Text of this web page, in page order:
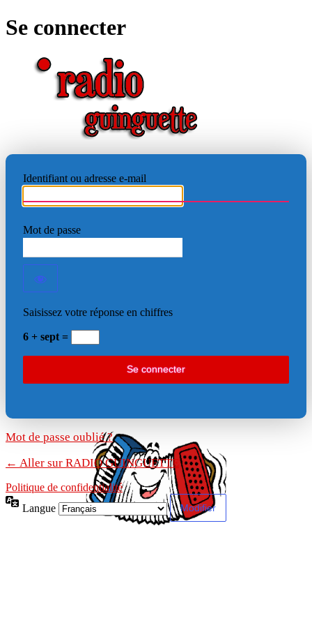
Se connecter
Identifiant ou adresse e-mail
Mot de passe
Saisissez votre réponse en chiffres
6 + sept =
Mot de passe oublié ?
← Aller sur RADIO GUINGUETTE
Politique de confidentialité
Langue